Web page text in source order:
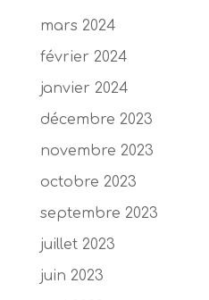
mars 2024
février 2024
janvier 2024
décembre 2023
novembre 2023
octobre 2023
septembre 2023
juillet 2023
juin 2023